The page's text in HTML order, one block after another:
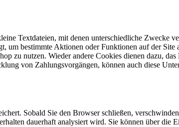
Textdateien, mit denen unterschiedliche Zwecke
bestimmte Aktionen oder Funktionen auf der
zu nutzen. Wieder andere Cookies dienen dazu,
von Zahlungsvorgängen, können auch diese
Sobald Sie den Browser schließen,
dauerhaft analysiert wird. Sie können über